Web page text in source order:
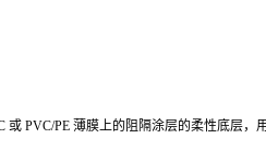
PVC/PE 薄膜上的阻隔涂层的柔性底层